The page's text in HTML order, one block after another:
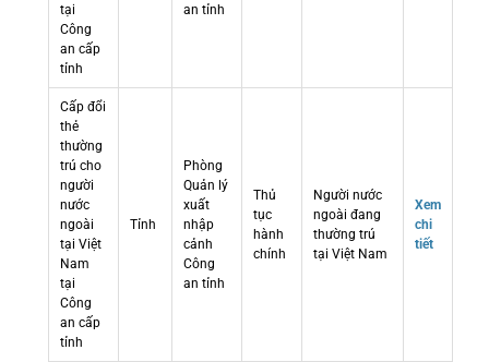
tại
Công
an cấp
tỉnh
an tỉnh
Cấp đổi
thẻ
thường
trú cho
người
nước
ngoài
tại Việt
Nam
tại
Công
an cấp
tỉnh
Tỉnh
Phòng
Quản lý
xuất
nhập
cảnh
Công
an tỉnh
Thủ
tục
hành
chính
Người nước
ngoài đang
thường trú
tại Việt Nam
Xem
chi
tiết